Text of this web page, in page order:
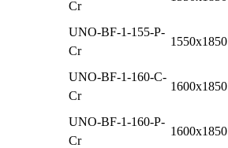
Cr
UNO-BF-1-155-P-
Cr
1550x1850
UNO-BF-1-160-C-
Cr
1600x1850
UNO-BF-1-160-P-
Cr
1600x1850